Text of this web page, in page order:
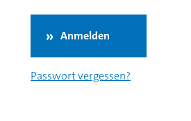
Anmelden
Passwort vergessen?